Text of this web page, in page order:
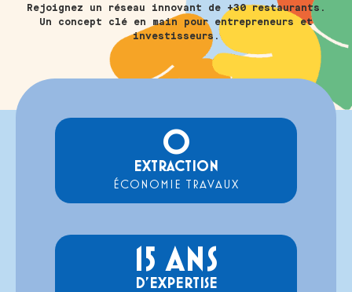
Rejoignez un réseau innovant de +30 restaurants.
Un concept clé en main pour entrepreneurs et
investisseurs.
EXTRACTION
0
ÉCONOMIE TRAVAUX
D'EXPERTISE
15 ANS